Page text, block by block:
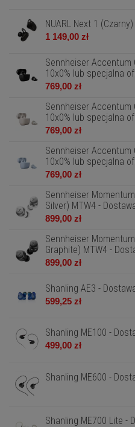
NUARL Next 1
1 149,00 zł
Sennheiser Accentum
10x0% lub specjalna
769,00 zł
Sennheiser Accentum
10x0% lub specjalna
769,00 zł
Sennheiser Accentum
10x0% lub specjalna
769,00 zł
Sennheiser
Silver) MTW4 -
899,00 zł
Sennheiser
Graphite) MTW4 -
899,00 zł
Shanling AE3 -
599,25 zł
Shanling ME100 -
499,00 zł
Shanling ME600 -
Shanling ME700 Lite -